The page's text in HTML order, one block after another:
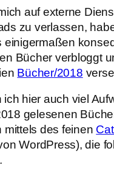
auf externe
zu verlassen,
einigermaßen
Bücher verbloggt
Bücher/2018
ich hier auch viel
gelesenen
mittels des feinen
WordPress), die